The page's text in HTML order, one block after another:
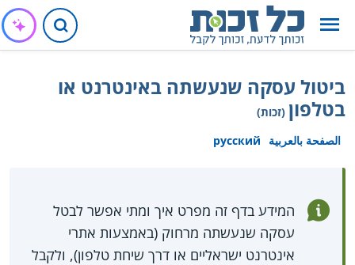
ביטול עסקה שנעשתה באינטרנט או
בטלפון (זכות)
الصفحة بالعربية
русский
המידע בדף זה מפרט איך ומתי אפשר לבטל
עסקה שנעשתה מרחוק (באמצעות אתרי
אינטרנט ישראליים או דרך שיחת טלפון), ולקבל